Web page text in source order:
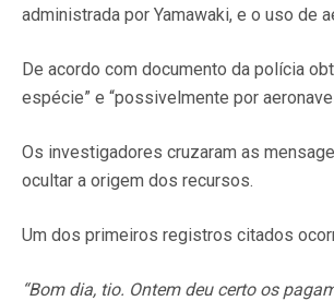
administrada por Yamawaki, e o uso
De acordo com documento da polícia
espécie” e “possivelmente por
Os investigadores cruzaram as
ocultar a origem dos recursos.
Um dos primeiros registros citados
“Bom dia, tio. Ontem deu certo os